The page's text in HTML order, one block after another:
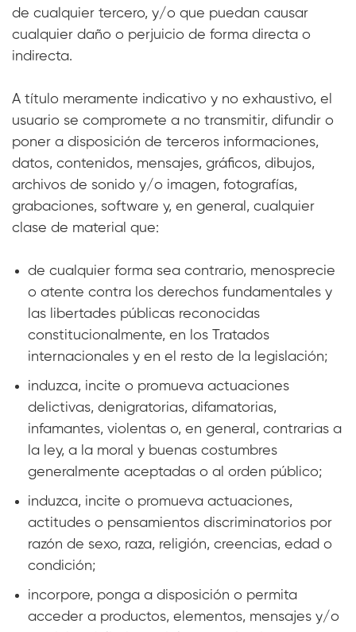
de cualquier tercero, y/o que puedan causar
cualquier daño o perjuicio de forma directa o
indirecta.
A título meramente indicativo y no exhaustivo, el
usuario se compromete a no transmitir, difundir o
poner a disposición de terceros informaciones,
datos, contenidos, mensajes, gráficos, dibujos,
archivos de sonido y/o imagen, fotografías,
grabaciones, software y, en general, cualquier
clase de material que:
de cualquier forma sea contrario, menosprecie
o atente contra los derechos fundamentales y
las libertades públicas reconocidas
constitucionalmente, en los Tratados
internacionales y en el resto de la legislación;
induzca, incite o promueva actuaciones
delictivas, denigratorias, difamatorias,
infamantes, violentas o, en general, contrarias a
la ley, a la moral y buenas costumbres
generalmente aceptadas o al orden público;
induzca, incite o promueva actuaciones,
actitudes o pensamientos discriminatorios por
razón de sexo, raza, religión, creencias, edad o
condición;
incorpore, ponga a disposición o permita
acceder a productos, elementos, mensajes y/o